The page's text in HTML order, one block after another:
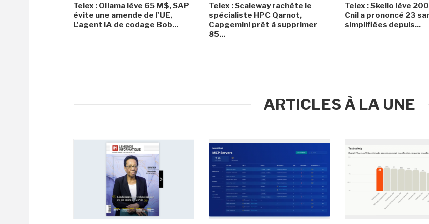
Telex : Ollama lève 65 M$, SAP
évite une amende de l'UE,
L'agent IA de codage Bob...
Telex : Scaleway rachète le
spécialiste HPC Qarnot,
Capgemini prêt à supprimer
85...
Telex : Skello lève
Cnil a prononcé 23
simplifiées depuis...
ARTICLES À LA UNE